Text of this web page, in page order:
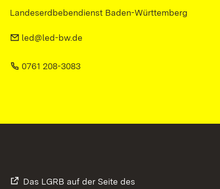
Landeserdbebendienst Baden-Württemberg
led@led-bw.de
0761 208-3083
Das LGRB auf der Seite des